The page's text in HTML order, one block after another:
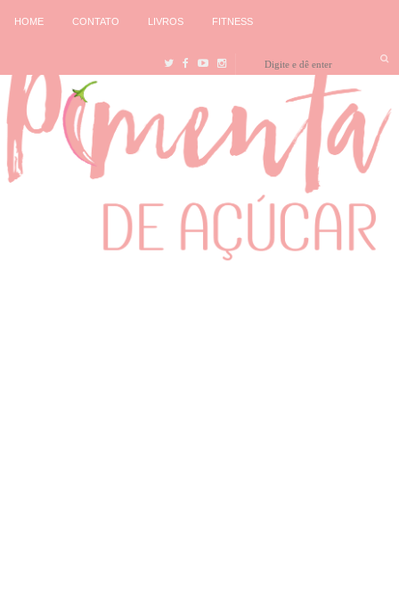
HOME CONTATO LIVROS FITNESS